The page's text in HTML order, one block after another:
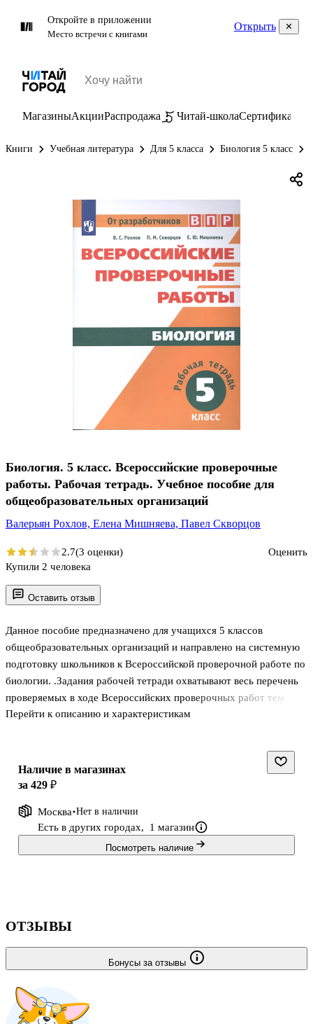
Откройте в приложении
Место встречи с книгами
Открыть
МагазиныАкцииРаспродажа Читай-школаСертификаты
Книги Учебная литература Для 5 класса Биология 5 класс
Оставить отзыв
Данное пособие предназначено для учащихся 5 классов
общеобразовательных организаций и направлено на системную
подготовку школьников к Всероссийской проверочной работе по
биологии. .Задания рабочей тетради охватывают весь перечень
проверяемых в ходе Всероссийских проверочных работ тем
учебного курса и соответствуют требованиям к уровню
программы основного общего образования по биологии. В
пособии представлены тренировочные задания разной степени
только содержания учебного материала, но и предметных и
метапредметных умений, а т
Перейти к описанию и характеристикам
Биология. 5 класс. Всероссийские проверочные
работы. Рабочая тетрадь. Учебное пособие для
общеобразовательных организаций
Валерьян Рохлов, Елена Мишняева, Павел Скворцов
2.7(3 оценки)
Оценить
Купили 2 человека
Наличие в магазинах
за 429 ₽
Москва Нет в наличии
Есть в других городах, 1 магазин
Посмотреть наличие
ОТЗЫВЫ
Бонусы за отзывы